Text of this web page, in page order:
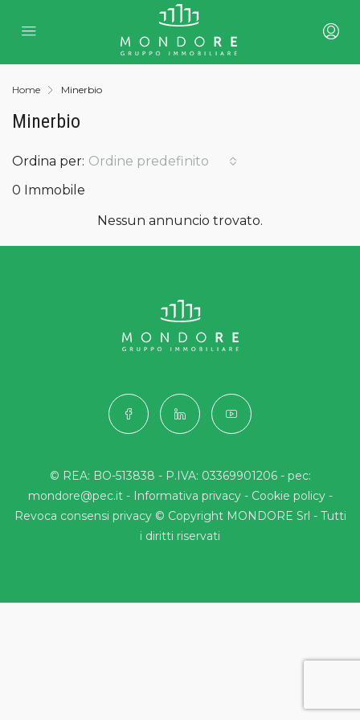
Home Minerbio
Minerbio
0 Immobile
Ordina per: Ordine predefinito
Nessun annuncio trovato.
© REA: BO-513838 - P.IVA: 03369901206 - pec:
mondore@pec.it - Informativa privacy- Cookie policy-
Revoca consensi privacy© Copyright MONDORE Srl - Tutti
i diritti riservati